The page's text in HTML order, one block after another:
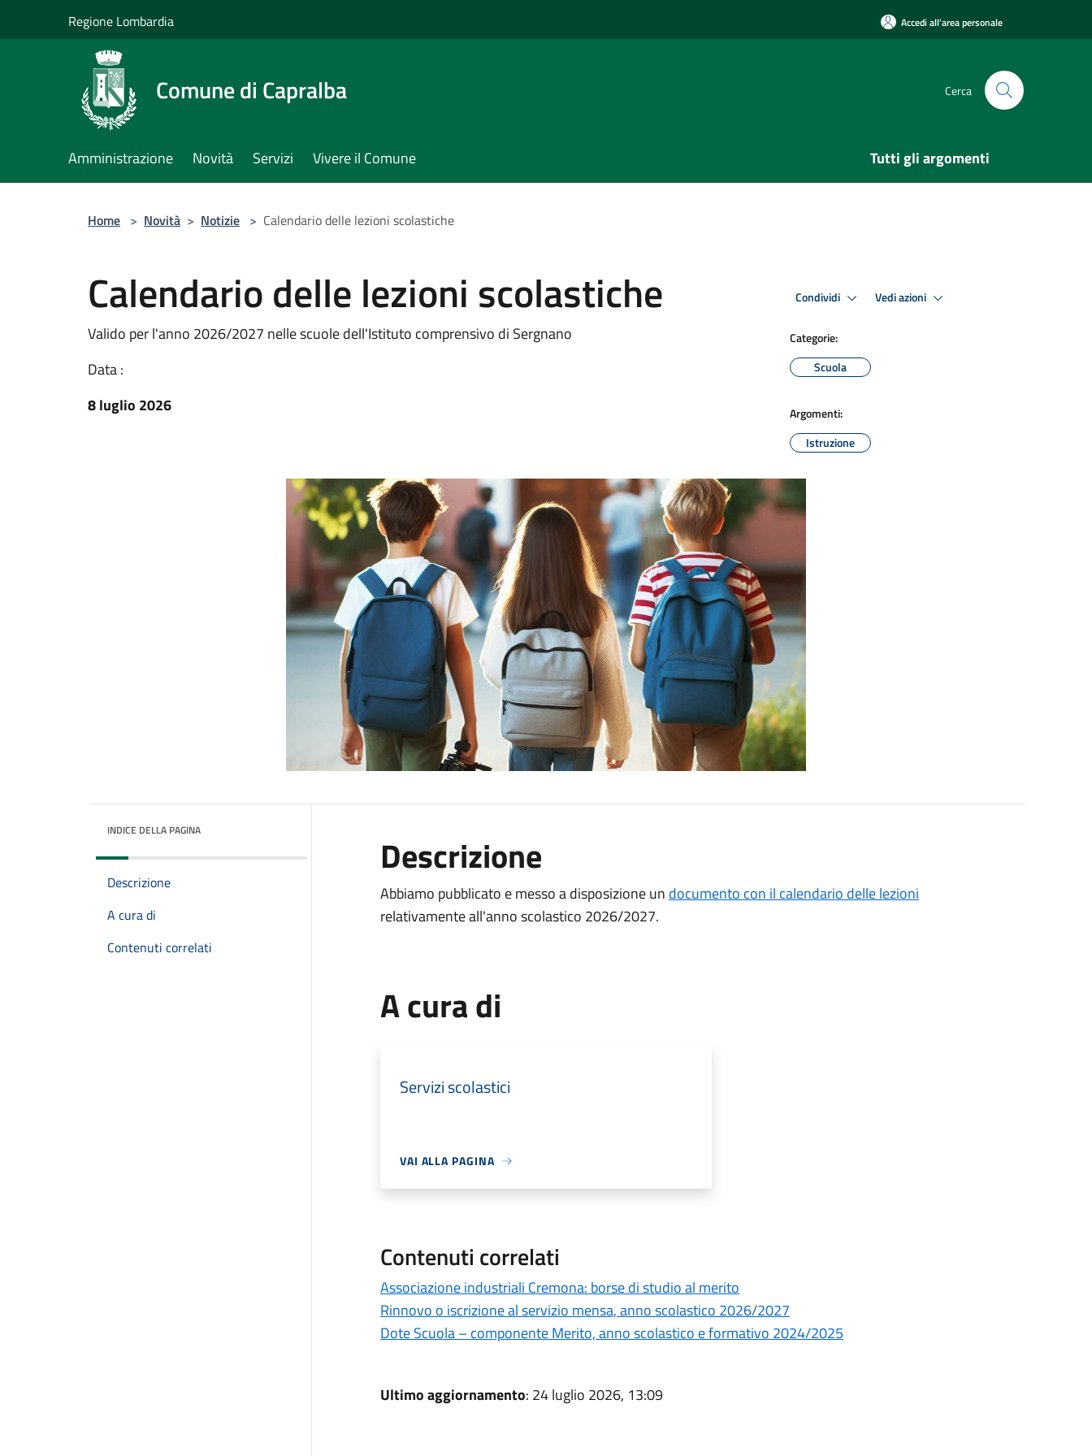
Regione Lombardia Accedi all'area personale
Comune di Capralba Cerca
Amministrazione Novità Servizi Vivere il Comune Tutti gli argomenti
Home > Novità > Notizie > Calendario delle lezioni scolastiche
Calendario delle lezioni scolastiche
Valido per l'anno 2026/2027 nelle scuole dell'Istituto comprensivo di Sergnano
Data :
8 luglio 2026
Condividi Vedi azioni
Categorie:
Scuola
Argomenti:
Istruzione
INDICE DELLA PAGINA
Descrizione
A cura di
Contenuti correlati
Descrizione
Abbiamo pubblicato e messo a disposizione un documento con il calendario delle lezioni
relativamente all'anno scolastico 2026/2027.
A cura di
Servizi scolastici
VAI ALLA PAGINA
Contenuti correlati
Associazione industriali Cremona: borse di studio al merito
Rinnovo o iscrizione al servizio mensa, anno scolastico 2026/2027
Dote Scuola – componente Merito, anno scolastico e formativo 2024/2025
Ultimo aggiornamento: 24 luglio 2026, 13:09